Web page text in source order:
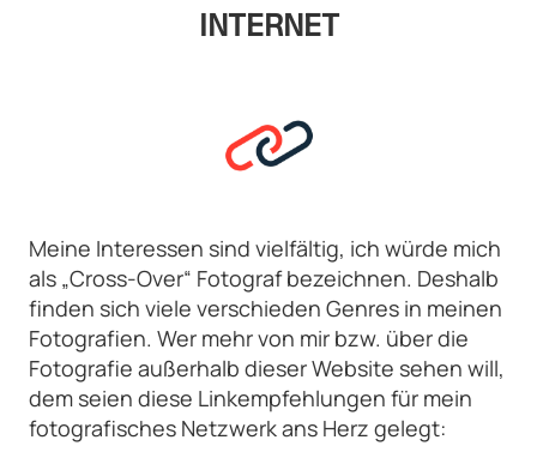
INTERNET
Meine Interessen sind vielfältig, ich würde mich
als „Cross-Over“ Fotograf bezeichnen. Deshalb
finden sich viele verschieden Genres in meinen
Fotografien. Wer mehr von mir bzw. über die
Fotografie außerhalb dieser Website sehen will,
dem seien diese Linkempfehlungen für mein
fotografisches Netzwerk ans Herz gelegt: